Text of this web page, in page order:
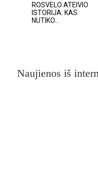
ROSVELO ATEIVIO
ISTORIJA: KAS
NUTIKO...
Naujienos iš